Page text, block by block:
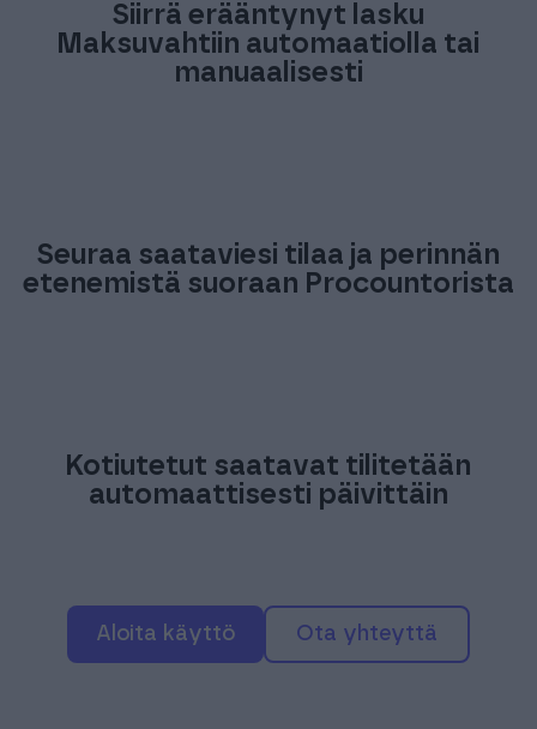
Siirrä erääntynyt lasku
Maksuvahtiin automaatiolla tai
manuaalisesti
Seuraa saataviesi tilaa ja perinnän
etenemistä suoraan Procountorista
Kotiutetut saatavat tilitetään
automaattisesti päivittäin
Aloita käyttö ota yhteyttä